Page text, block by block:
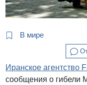
В мире
Иранское агентство
сообщения о гибели